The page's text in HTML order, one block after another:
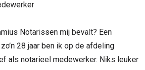
Notarissen mij bevalt? Een
28 jaar ben ik op de afdeling
als notarieel medewerker. Niks leuker